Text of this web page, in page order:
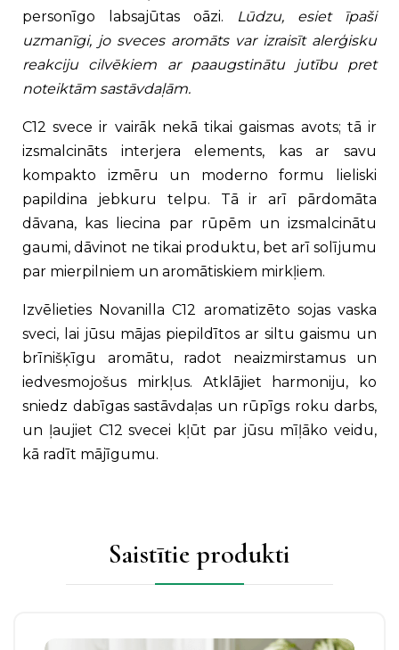
personīgo labsajūtas oāzi.
Lūdzu, esiet īpaši
uzmanīgi, jo sveces aromāts var izraisīt alerģisku
reakciju cilvēkiem ar paaugstinātu jutību pret
noteiktām sastāvdaļām.
C12 svece ir vairāk nekā tikai gaismas avots; tā ir
izsmalcināts interjera elements, kas ar savu
kompakto izmēru un moderno formu lieliski
papildina jebkuru telpu. Tā ir arī pārdomāta
dāvana, kas liecina par rūpēm un izsmalcinātu
gaumi, dāvinot ne tikai produktu, bet arī solījumu
par mierpilniem un aromātiskiem mirkļiem.
Izvēlieties Novanilla C12 aromatizēto sojas vaska
sveci, lai jūsu mājas piepildītos ar siltu gaismu un
brīnišķīgu aromātu, radot neaizmirstamus un
iedvesmojošus mirkļus. Atklājiet harmoniju, ko
sniedz dabīgas sastāvdaļas un rūpīgs roku darbs,
un ļaujiet C12 svecei kļūt par jūsu mīļāko veidu,
kā radīt mājīgumu.
Saistītie produkti